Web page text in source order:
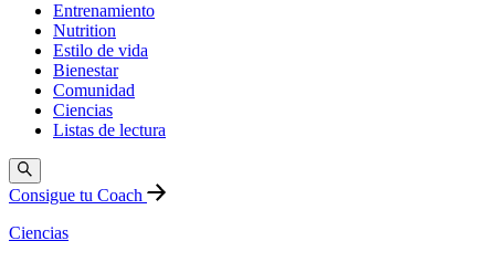
Entrenamiento
Nutrition
Estilo de vida
Bienestar
Comunidad
Ciencias
Listas de lectura
Consigue tu Coach
Ciencias